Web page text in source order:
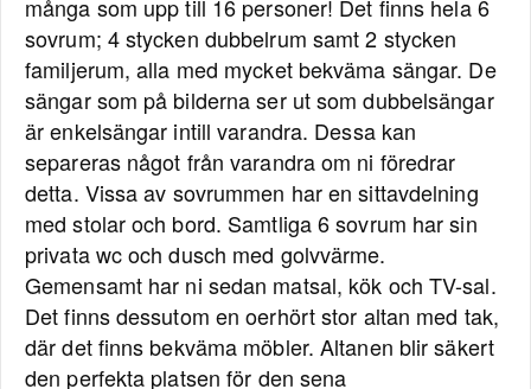
många som upp till 16 personer! Det finns hela 6
sovrum; 4 stycken dubbelrum samt 2 stycken
familjerum, alla med mycket bekväma sängar. De
sängar som på bilderna ser ut som dubbelsängar
är enkelsängar intill varandra. Dessa kan
separeras något från varandra om ni föredrar
detta. Vissa av sovrummen har en sittavdelning
med stolar och bord. Samtliga 6 sovrum har sin
privata wc och dusch med golvvärme.
Gemensamt har ni sedan matsal, kök och TV-sal.
Det finns dessutom en oerhört stor altan med tak,
där det finns bekväma möbler. Altanen blir säkert
den perfekta platsen för den sena